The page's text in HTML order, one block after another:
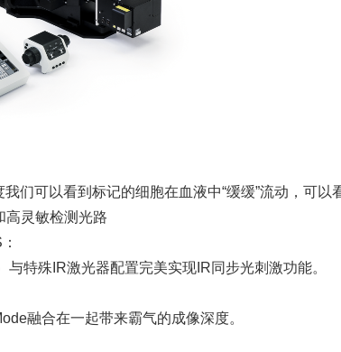
们可以看到标记的细胞在血液中“缓缓”流动，可以
高灵敏检测光路
特殊IR激光器配置完美实现IR同步光刺激功能。
融合在一起带来霸气的成像深度。